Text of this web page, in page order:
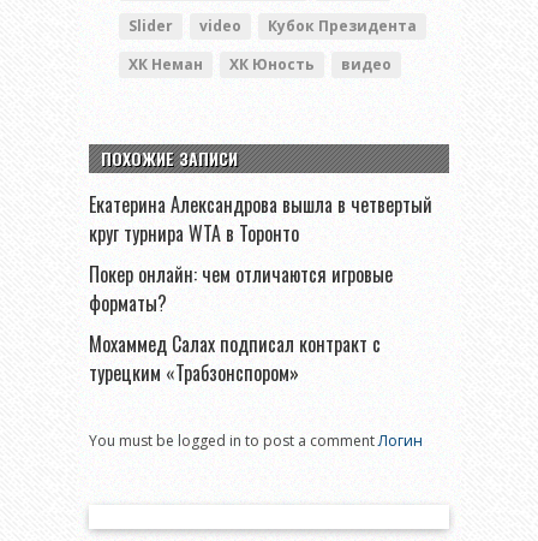
Slider
video
Кубок Президента
ХК Неман
ХК Юность видео
ПОХОЖИЕ ЗАПИСИ
Екатерина Александрова вышла в четвертый
круг турнира WTA в Торонто
Покер онлайн: чем отличаются игровые
форматы?
Мохаммед Салах подписал контракт с
турецким «Трабзонспором»
You must be logged in to post a commentЛогин